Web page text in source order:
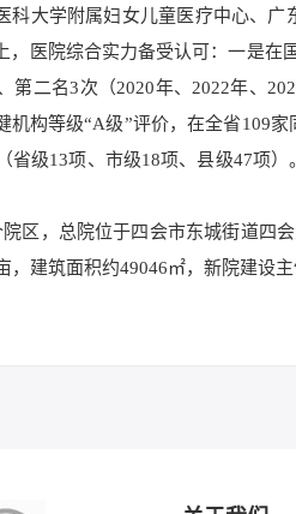
科大学附属妇女儿童医疗中心、
，医院综合实力备受认可：一是在
、第二名3次（2020年、2022年、
机构等级“A级”评价，在全省109
省级13项、市级18项、县级47项
院区，总院位于四会市东城街道四
，建筑面积约49046㎡，新院建设